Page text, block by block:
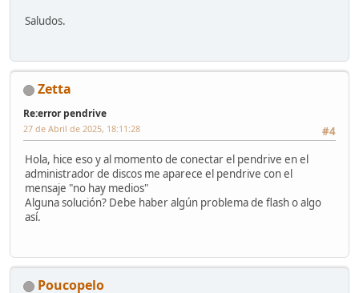
Saludos.
Zetta
Re:error pendrive
#4
27 de Abril de 2025, 18:11:28
Hola, hice eso y al momento de conectar el pendrive en el
administrador de discos me aparece el pendrive con el
mensaje "no hay medios"
Alguna solución? Debe haber algún problema de flash o algo
así.
Poucopelo